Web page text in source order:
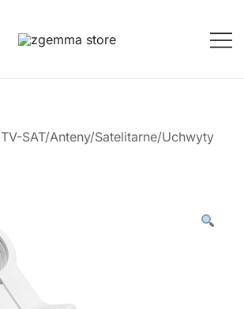
TV-SAT/Anteny/Satelitarne/Uchwyty